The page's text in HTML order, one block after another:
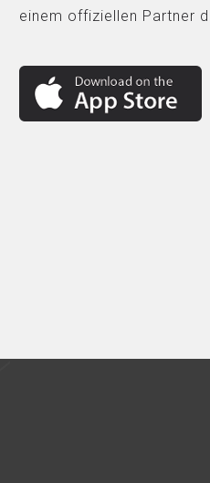
einem offiziellen Partner